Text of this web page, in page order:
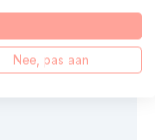
Nee, pas aan